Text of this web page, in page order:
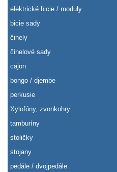
elektrické bicie / moduly
bicie sady
činely
činelové sady
cajon
bongo / djembe
perkusie
Xylofóny, zvonkohry
tamburíny
stoličky
stojany
pedále / dvojpedále